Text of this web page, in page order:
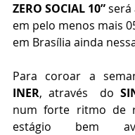
ZERO SOCIAL 10” será
em pelo menos mais
em Brasília ainda
Para coroar a
INER, através  do
num forte ritmo de
estágio bem